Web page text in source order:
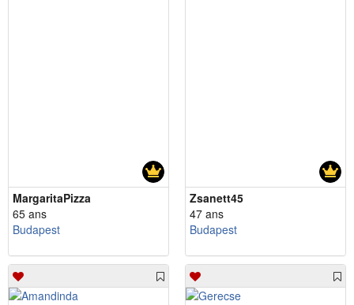
MargaritaPizza
65 ans
Budapest
Zsanett45
47 ans
Budapest